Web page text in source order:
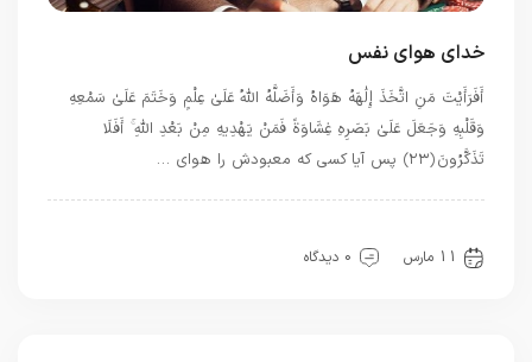
خدای هوای نفس
أَفَرَأَيْتَ مَنِ اتَّخَذَ إِلَٰهَهُ هَوَاهُ وَأَضَلَّهُ اللَّهُ عَلَىٰ عِلْمٍ وَخَتَمَ عَلَىٰ سَمْعِهِ
وَقَلْبِهِ وَجَعَلَ عَلَىٰ بَصَرِهِ غِشَاوَةً فَمَنْ يَهْدِيهِ مِنْ بَعْدِ اللَّهِ ۚ أَفَلَا
تَذَكَّرُونَ ﴿٢٣﴾ پس آیا کسی که معبودش را هوای …
11 مارس
0 دیدگاه